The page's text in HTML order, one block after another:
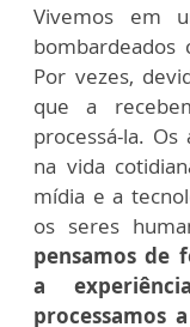
Vivemos em
bombardeados
Por vezes,
que a
processá-la.
na vida
mídia e a
os seres
pensamos de
a
processamos